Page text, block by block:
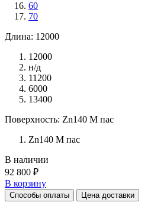
60
70
Длина: 12000
12000
н/д
11200
6000
13400
Поверхность: Zn140 М пас
Zn140 М пас
В наличии
92 800 ₽
В корзину
Способы оплаты Цена доставки